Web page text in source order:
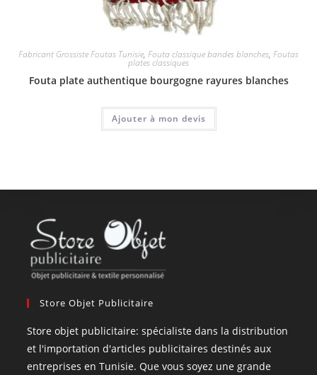
Fabricant Grossiste Foutas Tunisie, Fouta classique bandes blanches, Foutas
plates classiques
Fouta plate authentique bourgogne rayures blanches
Ajouter à mon devis
Store Objet Publicitaire
Store objet publicitaire: spécialiste dans la distribution
et l'importation d'articles publicitaires destinés aux
entreprises en Tunisie. Que vous soyez une grande